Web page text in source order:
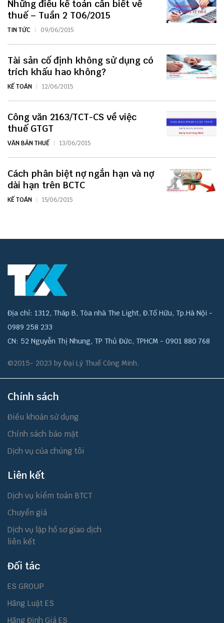
Những điều kế toán cần biết về
thuế – Tuần 2 T06/2015
TIN TỨC 09/06/2015
Tài sản cố định không sử dụng có
trích khấu hao không?
KẾ TOÁN 12/06/2015
Công văn 2163/TCT-CS về việc
thuế GTGT
VĂN BẢN THUẾ 13/06/2015
Cách phân biệt nợ ngắn hạn và nợ
dài hạn trên BCTC
KẾ TOÁN 15/06/2015
Địa chỉ: 1312, Tháp B, Tòa nhà The Light, Đ.Tố Hữu, Tp.Hà Nội -
0989 258 233
CN: 52 Nguyễn Thị Nhung, TP Thủ Đức, TPHCM - 0901 880 768
©2015- 2023 by Đại Lý Thuế Công Minh.
Chính sách
Điều khoản sử dụng
Chính sách bảo mật
Dịch vụ của chúng tôi
Liên kết
Dịch vụ kiểm toán BTCT
Chuyển giá
Dịch vụ lập hồ sơ giao dịch
liên kết
Đối tác
ES GROUP
Hãng Luật ES
Hãng Định Giá ES